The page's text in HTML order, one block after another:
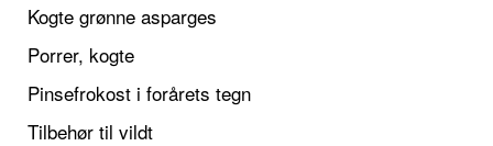
Kogte grønne asparges
Porrer, kogte
Pinsefrokost i forårets tegn
Tilbehør til vildt